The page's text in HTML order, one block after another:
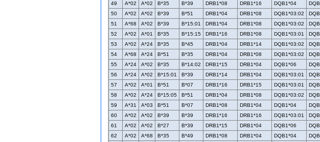
49
A*02 A*02 B*35 B*39 DRB1*08 DRB1*16 DQB1*04
50
A*02 A*02 B*39 B*51 DRB1*04 DRB1*08 DQB1*03:02
51
A*68 A*02 B*39 B*15:01 DRB1*04 DRB1*08 DQB1*03:02
52
A*02 A*01 B*35 B*15:15 DRB1*16 DRB1*08 DQB1*03:01
53
A*02 A*24 B*35 B*45 DRB1*04 DRB1*14 DQB1*03:02
54
A*68 A*24 B*51 B*35 DRB1*04 DRB1*08 DQB1*03:02
55
A*24 A*02 B*35 B*14:02 DRB1*15 DRB1*04 DQB1*06
56
A*24 A*02 B*15:01 B*39 DRB1*14 DRB1*04 DQB1*03:01
57
A*02 A*01 B*51 B*07 DRB1*16 DRB1*15 DQB1*03:01
58
A*02 A*24 B*15:05 B*51 DRB1*04 DRB1*08 DQB1*03:02
59
A*31 A*03 B*51 B*07 DRB1*08 DRB1*04 DQB1*04
60
A*02 A*02 B*39 B*39 DRB1*16 DRB1*16 DQB1*03:01
61
A*02 A*02 B*27 B*39 DRB1*15 DRB1*04 DQB1*06
62
A*02 A*68 B*35 B*49 DRB1*08 DRB1*04 DQB1*04